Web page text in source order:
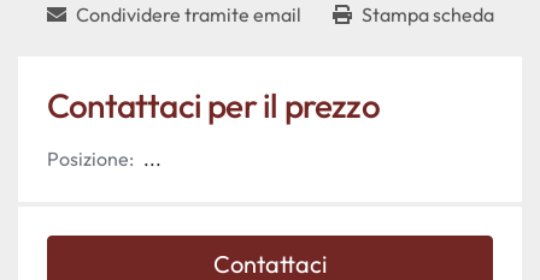
Condividere tramite email Stampa scheda
Contattaci per il prezzo
Posizione: ...
Contattaci